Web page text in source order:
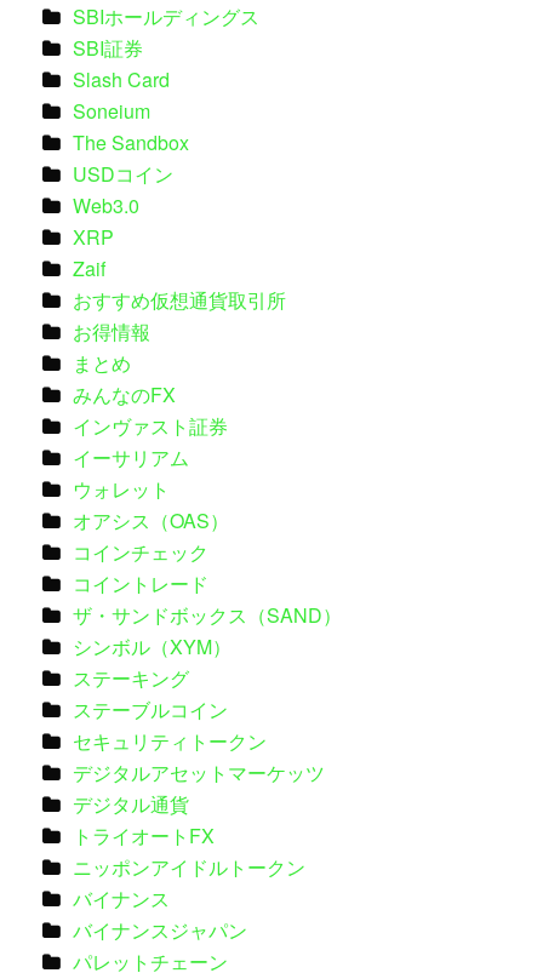
SBIホールディングス
SBI証券
Slash Card
Soneium
The Sandbox
USDコイン
Web3.0
XRP
Zaif
おすすめ仮想通貨取引所
お得情報
まとめ
みんなのFX
インヴァスト証券
イーサリアム
ウォレット
オアシス（OAS）
コインチェック
コイントレード
ザ・サンドボックス（SAND）
シンボル（XYM）
ステーキング
ステーブルコイン
セキュリティトークン
デジタルアセットマーケッツ
デジタル通貨
トライオートFX
ニッポンアイドルトークン
バイナンス
バイナンスジャパン
パレットチェーン